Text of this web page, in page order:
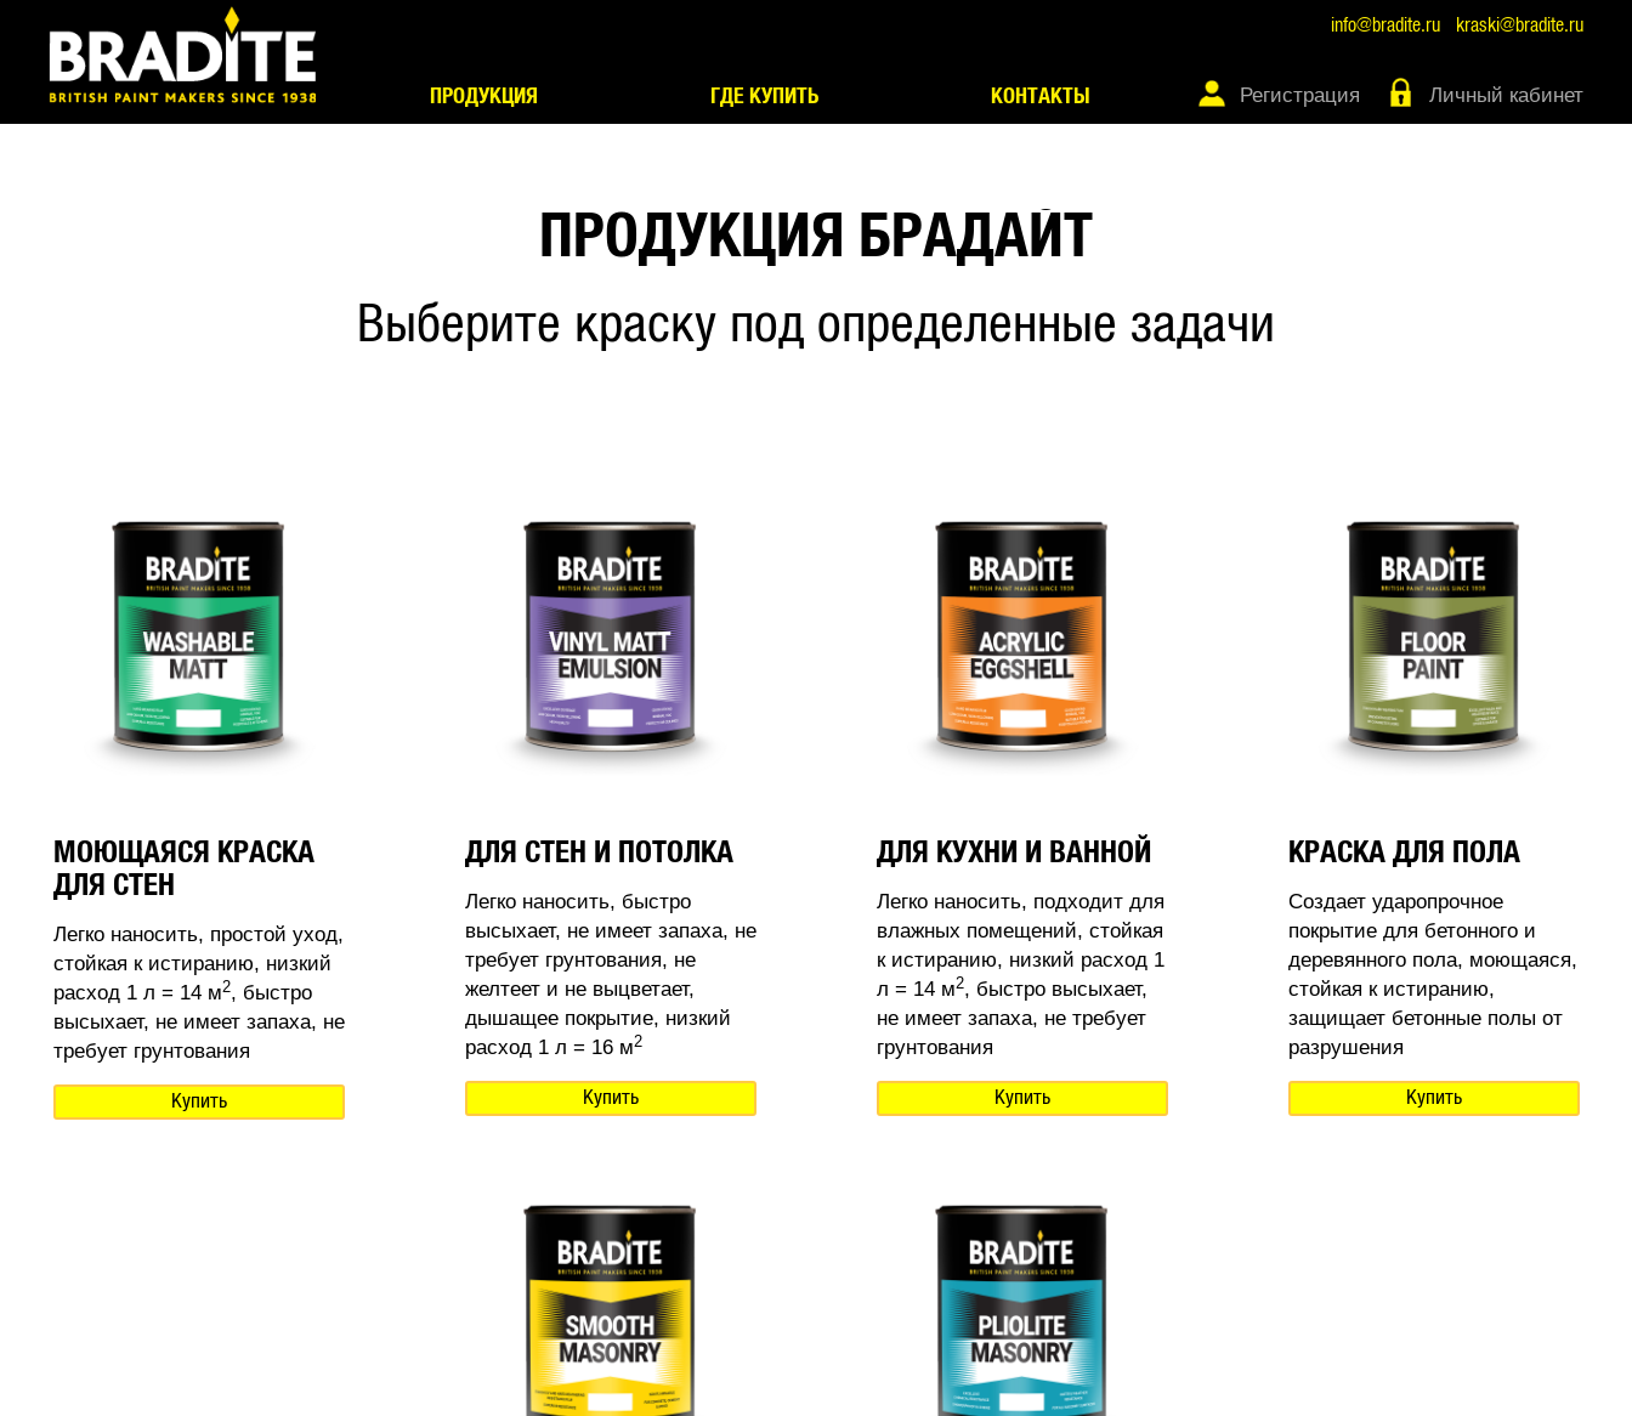
info@bradite.ru kraski@bradite.ru
ПРОДУКЦИЯ ГДЕ КУПИТЬ КОНТАКТЫ Регистрация Личный кабинет
ПРОДУКЦИЯ БРАДАЙТ
Выберите краску под определенные задачи
МОЮЩАЯСЯ КРАСКА
ДЛЯ СТЕН
Легко наносить, простой уход,
стойкая к истиранию, низкий
расход 1 л = 14 м2, быстро
высыхает, не имеет запаха, не
требует грунтования
Купить
ДЛЯ СТЕН И ПОТОЛКА
Легко наносить, быстро
высыхает, не имеет запаха, не
требует грунтования, не
желтеет и не выцветает,
дышащее покрытие, низкий
расход 1 л = 16 м2
Купить
ДЛЯ КУХНИ И ВАННОЙ
Легко наносить, подходит для
влажных помещений, стойкая
к истиранию, низкий расход 1
л = 14 м2, быстро высыхает,
не имеет запаха, не требует
грунтования
Купить
КРАСКА ДЛЯ ПОЛА
Создает ударопрочное
покрытие для бетонного и
деревянного пола, моющаяся,
стойкая к истиранию,
защищает бетонные полы от
разрушения
Купить